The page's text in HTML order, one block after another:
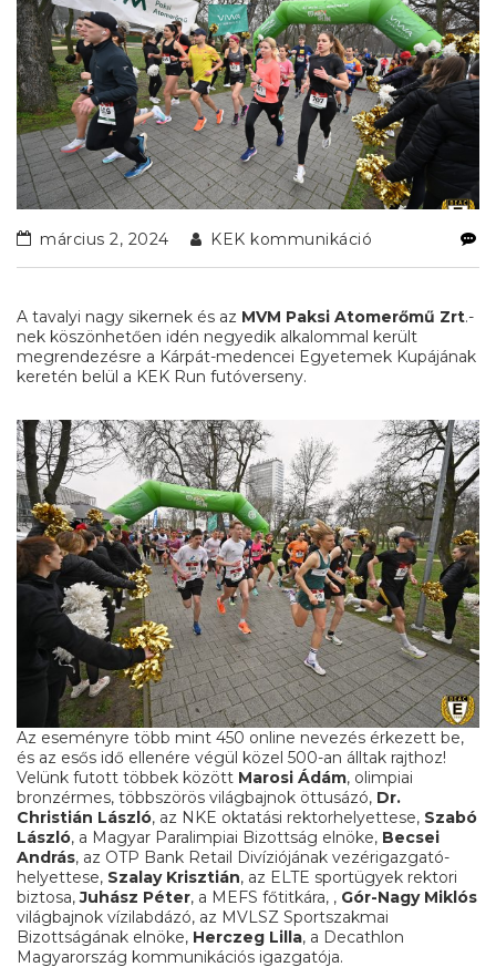
március 2, 2024 KEK kommunikáció
A tavalyi nagy sikernek és az MVM Paksi Atomerőmű Zrt.-
nek köszönhetően idén negyedik alkalommal került
megrendezésre a Kárpát-medencei Egyetemek Kupájának
keretén belül a KEK Run futóverseny.
Az eseményre több mint 450 online nevezés érkezett be,
és az esős idő ellenére végül közel 500-an álltak rajthoz!
Velünk futott többek között Marosi Ádám, olimpiai
bronzérmes, többszörös világbajnok öttusázó, Dr.
Christián László, az NKE oktatási rektorhelyettese, Szabó
László, a Magyar Paralimpiai Bizottság elnöke, Becsei
András, az OTP Bank Retail Divíziójának vezérigazgató-
helyettese, Szalay Krisztián, az ELTE sportügyek rektori
biztosa,Juhász Péter, a MEFS főtitkára, , Gór-Nagy Miklós
világbajnok vízilabdázó, az MVLSZ Sportszakmai
Bizottságának elnöke, Herczeg Lilla, a Decathlon
Magyarország kommunikációs igazgatója.